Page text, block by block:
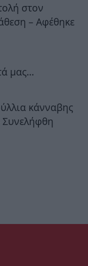
στον
– Αφέθηκε
μας…
κάνναβης
Συνελήφθη